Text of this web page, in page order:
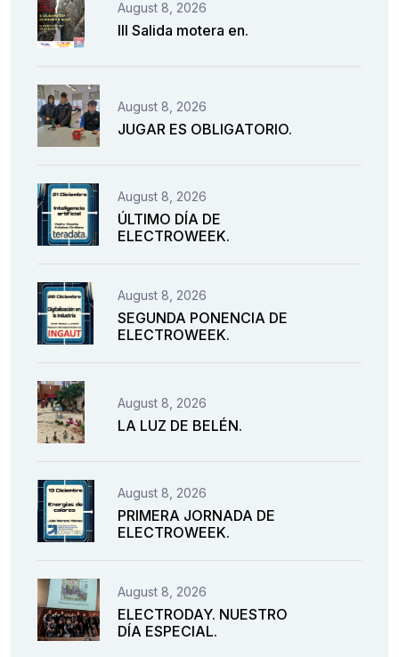
August 8, 2026
III Salida motera en.
August 8, 2026
JUGAR ES OBLIGATORIO.
August 8, 2026
ÚLTIMO DÍA DE
ELECTROWEEK.
August 8, 2026
SEGUNDA PONENCIA DE
ELECTROWEEK.
August 8, 2026
LA LUZ DE BELÉN.
August 8, 2026
PRIMERA JORNADA DE
ELECTROWEEK.
August 8, 2026
ELECTRODAY. NUESTRO
DÍA ESPECIAL.